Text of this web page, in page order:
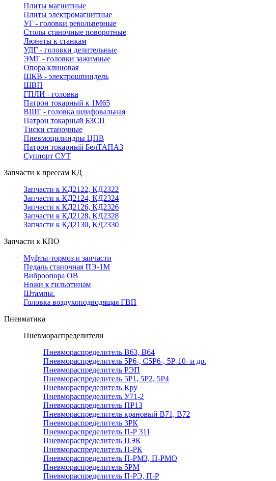
Плиты магнитные
Плиты электромагнитные
УГ - головки револьверные
Столы станочные поворотные
Люнеты к станкам
УДГ - головки делительные
ЭМГ - головки зажимные
Опора клиновая
ШКВ - электрошпиндель
ШВП
ГПЛИ - головка
Патрон токарный к 1М65
ВШГ - головка шлифовальная
Патрон токарный БЗСП
Тиски станочные
Пневмоцилиндры ЦПВ
Патрон токарный БелТАПАЗ
Суппорт СУТ
Запчасти к прессам КД
Запчасти к КД2122, КД2322
Запчасти к КД2124, КД2324
Запчасти к КД2126, КД2326
Запчасти к КД2128, КД2328
Запчасти к КД2130, КД2330
Запчасти к КПО
Муфты-тормоз и запчасти
Педаль станочная ПЭ-1М
Виброопора ОВ
Ножи к гильотинам
Штампы.
Головка воздухоподводящая ГВП
Пневматика
Пневмораспределители
Пневмораспределитель В63, В64
Пневмораспределитель 5Р6-, С5Р6-, 5Р-10- и др.
Пневмораспределитель РЭП
Пневмораспределитель 5Р1, 5Р2, 5Р4
Пневмораспределитель Кру
Пневмораспределитель У71-2
Пневмораспределитель ПР13
Пневмораспределитель крановый В71, В72
Пневмораспределитель 3РК
Пневмораспределитель П-Р 311
Пневмораспределитель ПЭК
Пневмораспределитель П-РК
Пневмораспределитель П-РМЗ, П-РМО
Пневмораспределитель 5РМ
Пневмораспределитель П-РЭ, П-Р